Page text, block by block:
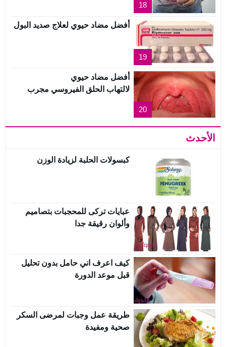
18
19
أفضل مضاد حيوي لعلاج صديد البول
20
أفضل مضاد حيوي
لالتهاب الحلق الفيروسي مجرب
الأحدث
كبسولات الحلبة لزيادة الوزن
عبايات تركى للمحجبات بتصاميم
وألوان رقيقة جدا
كيف اعرف اني حامل بدون تحليل
قبل موعد الدورة
طريقة عمل وجبات لمرضى السكر
صحية ومفيدة